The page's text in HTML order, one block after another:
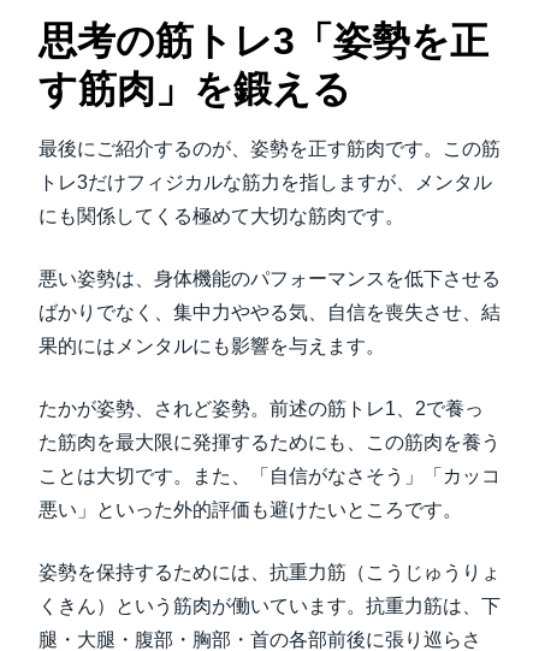
思考の筋トレ3「姿勢を正
す筋肉」を鍛える
最後にご紹介するのが、姿勢を正す筋肉です。この筋
トレ3だけフィジカルな筋力を指しますが、メンタル
にも関係してくる極めて大切な筋肉です。
悪い姿勢は、身体機能のパフォーマンスを低下させる
ばかりでなく、集中力ややる気、自信を喪失させ、結
果的にはメンタルにも影響を与えます。
たかが姿勢、されど姿勢。前述の筋トレ1、2で養っ
た筋肉を最大限に発揮するためにも、この筋肉を養う
ことは大切です。また、「自信がなさそう」「カッコ
悪い」といった外的評価も避けたいところです。
姿勢を保持するためには、抗重力筋（こうじゅうりょ
くきん）という筋肉が働いています。抗重力筋は、下
腿・大腿・腹部・胸部・首の各部前後に張り巡らさ